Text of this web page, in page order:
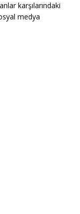
karşılarındaki
medya